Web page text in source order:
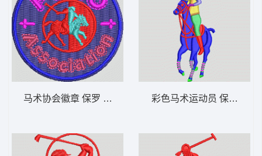
马术协会徽章 保罗 骑马 polo 男彩色马术运动员 保罗 骑马